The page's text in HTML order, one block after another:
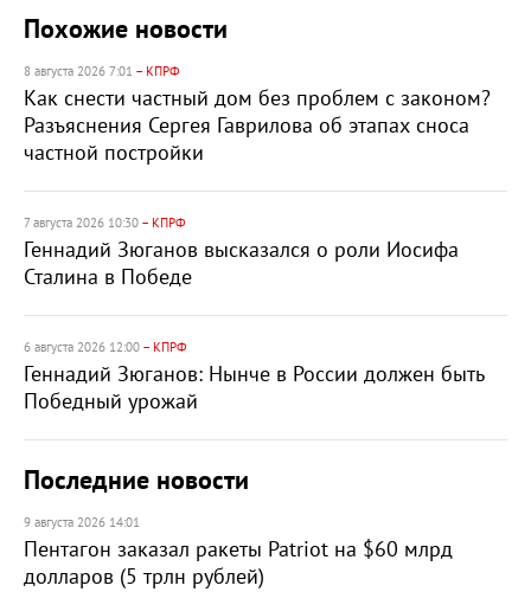
Похожие новости
8 августа 2026 7:01 – КПРФ
Как снести частный дом без проблем с законом?
Разъяснения Сергея Гаврилова об этапах сноса
частной постройки
7 августа 2026 10:30 – КПРФ
Геннадий Зюганов высказался о роли Иосифа
Сталина в Победе
6 августа 2026 12:00 – КПРФ
Геннадий Зюганов: Нынче в России должен быть
Победный урожай
Последние новости
9 августа 2026 14:01
Пентагон заказал ракеты Patriot на $60 млрд
долларов (5 трлн рублей)